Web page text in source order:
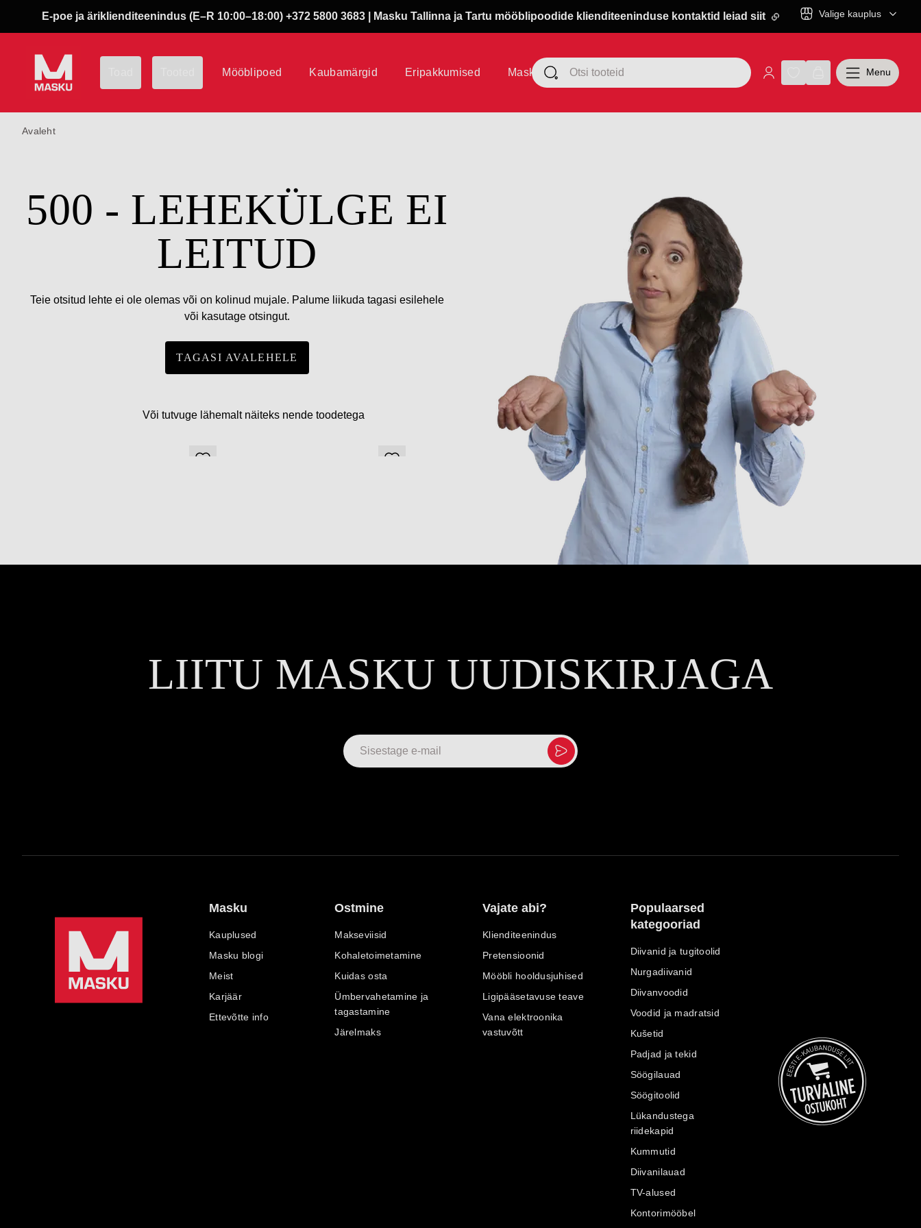
E-poe ja äriklienditeenindus (E–R 10:00–18:00) +372 5800 3683 | Masku Tallinna ja Tartu mööblipoodide klienditeeninduse kontaktid leiad siit Valige kauplus
Mööblipoed Kaubamärgid Eripakkumised Masku klubi Menu
Avaleht
500 - LEHEKÜLGE EI
LEITUD
Teie otsitud lehte ei ole olemas või on kolinud mujale. Palume liikuda tagasi esilehele
või kasutage otsingut.
TAGASI AVALEHELE
Või tutvuge lähemalt näiteks nende toodetega
LIITU MASKU UUDISKIRJAGA
Masku
Kauplused
Masku blogi
Meist
Karjäär
Ettevõtte info
Ostmine
Makseviisid
Kohaletoimetamine
Kuidas osta
Ümbervahetamine ja
tagastamine
Järelmaks
Vajate abi?
Klienditeenindus
Pretensioonid
Mööbli hooldusjuhised
Ligipääsetavuse teave
Vana elektroonika
vastuvõtt
Populaarsed
kategooriad
Diivanid ja tugitoolid
Nurgadiivanid
Diivanvoodid
Voodid ja madratsid
Kušetid
Padjad ja tekid
Söögilauad
Söögitoolid
Lükandustega
riidekapid
Kummutid
Diivanilauad
TV-alused
Kontorimööbel